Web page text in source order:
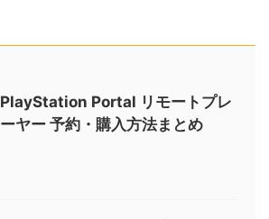
PlayStation Portal リモートプレ
ーヤー 予約・購入方法まとめ